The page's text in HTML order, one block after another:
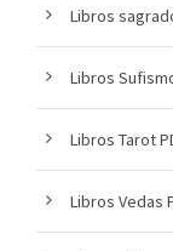
Libros
Libros
Libros Tarot
Libros Vedas